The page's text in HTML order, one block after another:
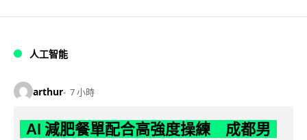
人工智能
arthur 7 小時
AI 減肥餐單配合高強度操練 成都男